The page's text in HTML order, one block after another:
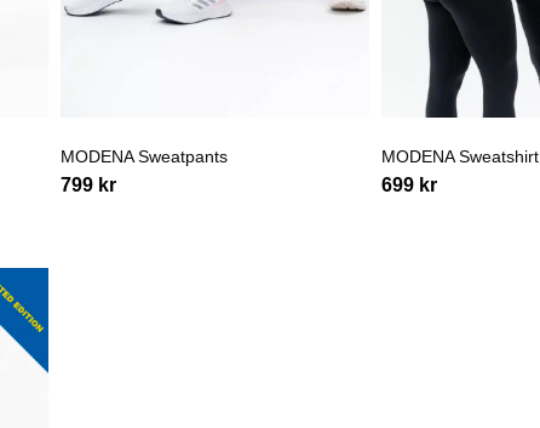
MODENA Sweatpants
799 kr
MODENA Sweatshirt
699 kr